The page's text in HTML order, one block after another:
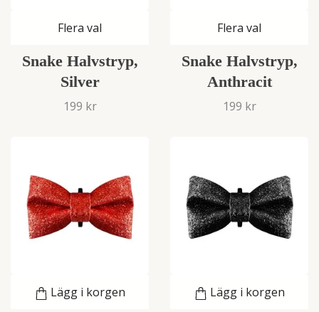
Flera val
Snake Halvstryp,
Silver
199 kr
Flera val
Snake Halvstryp,
Anthracit
199 kr
Lägg i korgen Lägg i korgen